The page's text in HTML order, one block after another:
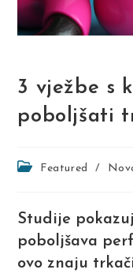
3 vježbe s
poboljšati
PostFeatured /
Studije
poboljšava
ovo znaju